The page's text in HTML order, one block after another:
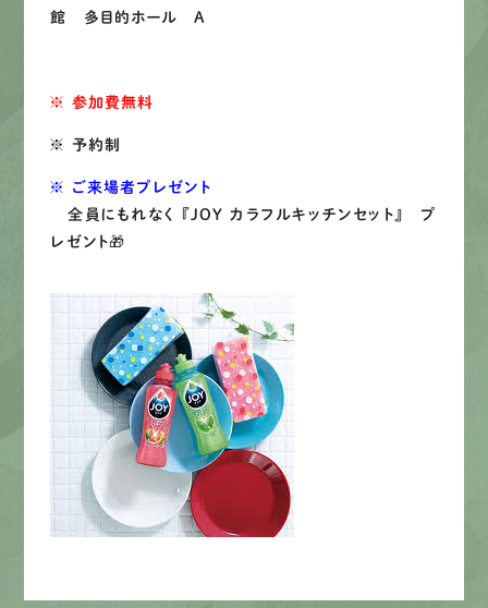
館 多目的ホール A
※ 参加費無料
※ 予約制
※ ご来場者プレゼント
全員にもれなく 『JOY カラフルキッチンセット』 プ
レゼント🎁